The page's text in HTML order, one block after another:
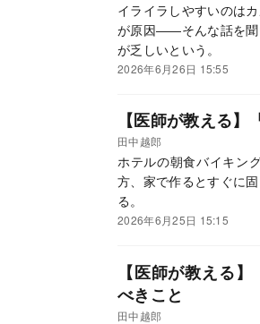
イライラしやすいのは
が原因――そんな話を聞
が乏しいという。
2026年6月26日 15:55
【医師が教える
田中越郎
ホテルの朝食バイキン
方、家で作るとすぐに
る。
2026年6月25日 15:15
【医師が教える
べきこと
田中越郎